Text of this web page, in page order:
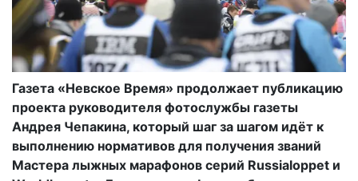
Газета «Невское Время» продолжает публикацию
проекта руководителя фотослужбы газеты
Андрея Чепакина, который шаг за шагом идёт к
выполнению нормативов для получения званий
Мастера лыжных марафонов серий Russialoppet и